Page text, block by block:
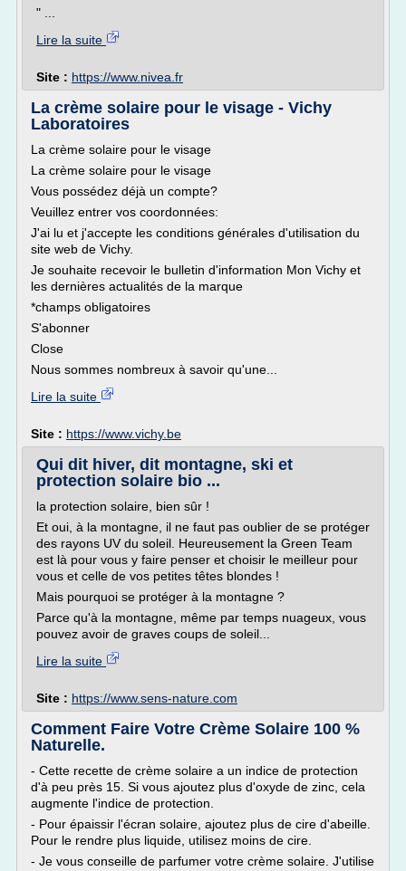
" ...
Lire la suite
Site : https://www.nivea.fr
La crème solaire pour le visage - Vichy
Laboratoires
La crème solaire pour le visage
La crème solaire pour le visage
Vous possédez déjà un compte?
Veuillez entrer vos coordonnées:
J'ai lu et j'accepte les conditions générales d'utilisation du
site web de Vichy.
Je souhaite recevoir le bulletin d'information Mon Vichy et
les dernières actualités de la marque
*champs obligatoires
S'abonner
Close
Nous sommes nombreux à savoir qu'une...
Lire la suite
Site : https://www.vichy.be
Qui dit hiver, dit montagne, ski et
protection solaire bio ...
la protection solaire, bien sûr !
Et oui, à la montagne, il ne faut pas oublier de se protéger
des rayons UV du soleil. Heureusement la Green Team
est là pour vous y faire penser et choisir le meilleur pour
vous et celle de vos petites têtes blondes !
Mais pourquoi se protéger à la montagne ?
Parce qu'à la montagne, même par temps nuageux, vous
pouvez avoir de graves coups de soleil...
Lire la suite
Site : https://www.sens-nature.com
Comment Faire Votre Crème Solaire 100 %
Naturelle.
- Cette recette de crème solaire a un indice de protection
d'à peu près 15. Si vous ajoutez plus d'oxyde de zinc, cela
augmente l'indice de protection.
- Pour épaissir l'écran solaire, ajoutez plus de cire d'abeille.
Pour le rendre plus liquide, utilisez moins de cire.
- Je vous conseille de parfumer votre crème solaire. J'utilise